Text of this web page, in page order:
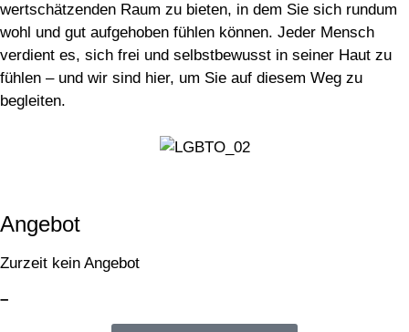
wertschätzenden Raum zu bieten, in dem Sie sich rundum
wohl und gut aufgehoben fühlen können. Jeder Mensch
verdient es, sich frei und selbstbewusst in seiner Haut zu
fühlen – und wir sind hier, um Sie auf diesem Weg zu
begleiten.
Angebot
Zurzeit kein Angebot
–